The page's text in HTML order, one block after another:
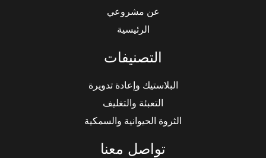
تواصل معنا
التصنيفات
البلاستيك وإعادة تدويرة
التعبئة والتغليف
الثروة الحيوانية والسمكية
عن مشروعي
الرئيسية